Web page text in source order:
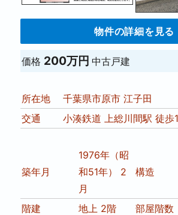
物件の詳細を見る
価格 200万円中古戸建
所在地
千葉県市原市 江子田
交通
小湊鉄道 上総川間駅 徒歩
築年月
1976年（昭
和51年） 2
月
構造
階建 地上 2階 部屋階数